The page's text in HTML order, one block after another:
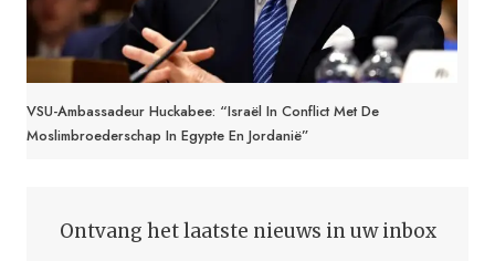
VSU-Ambassadeur Huckabee: “Israël In Conflict Met De
Moslimbroederschap In Egypte En Jordanië”
Ontvang het laatste nieuws in uw inbox